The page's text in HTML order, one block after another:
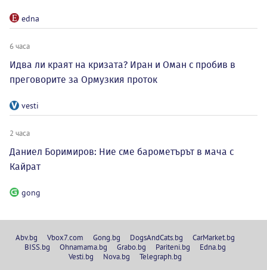
edna
6 часа
Идва ли краят на кризата? Иран и Оман с пробив в
преговорите за Ормузкия проток
vesti
2 часа
Даниел Боримиров: Ние сме барометърът в мача с
Кайрат
gong
Abv.bg Vbox7.com Gong.bg DogsAndCats.bg
CarMarket.bg
BISS.bg
Ohnamama.bg Grabo.bg Pariteni.bg
Edna.bg
Vesti.bg
Nova.bg Telegraph.bg